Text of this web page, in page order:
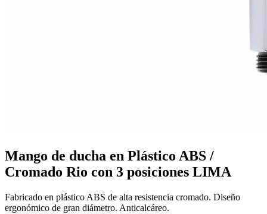
Mango de ducha en Plástico ABS /
Cromado Rio con 3 posiciones LIMA
Fabricado en plástico ABS de alta resistencia cromado. Diseño
ergonómico de gran diámetro. Anticalcáreo.